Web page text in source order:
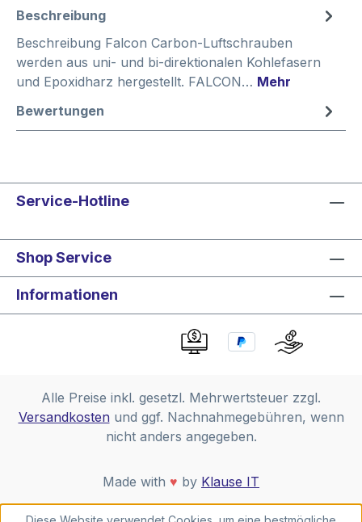
Beschreibung
Beschreibung Falcon Carbon-Luftschrauben
werden aus uni- und bi-direktionalen Kohlefasern
und Epoxidharz hergestellt. FALCON… Mehr
Bewertungen
Service-Hotline
Shop Service
Informationen
Alle Preise inkl. gesetzl. Mehrwertsteuer zzgl.
Versandkostenund ggf. Nachnahmegebühren, wenn
nicht anders angegeben.
Made with ♥ by Klause IT